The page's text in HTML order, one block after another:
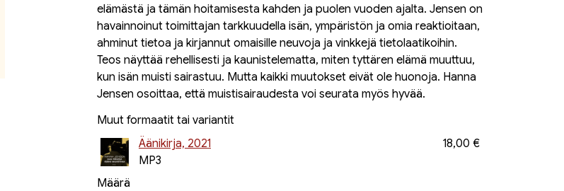
elämästä ja tämän hoitamisesta kahden ja puolen vuoden ajalta. Jensen on
havainnoinut toimittajan tarkkuudella isän, ympäristön ja omia reaktioitaan,
ahminut tietoa ja kirjannut omaisille neuvoja ja vinkkejä tietolaatikoihin.
Teos näyttää rehellisesti ja kaunistelematta, miten tyttären elämä muuttuu,
kun isän muisti sairastuu. Mutta kaikki muutokset eivät ole huonoja. Hanna
Jensen osoittaa, että muistisairaudesta voi seurata myös hyvää.
Muut formaatit tai variantit
Äänikirja, 2021
MP3
18,00 €
Määrä